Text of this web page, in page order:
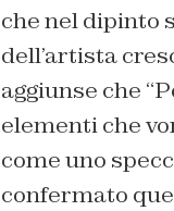
che nel dipinto
dell’artista
aggiunse che
elementi che
come uno
confermato